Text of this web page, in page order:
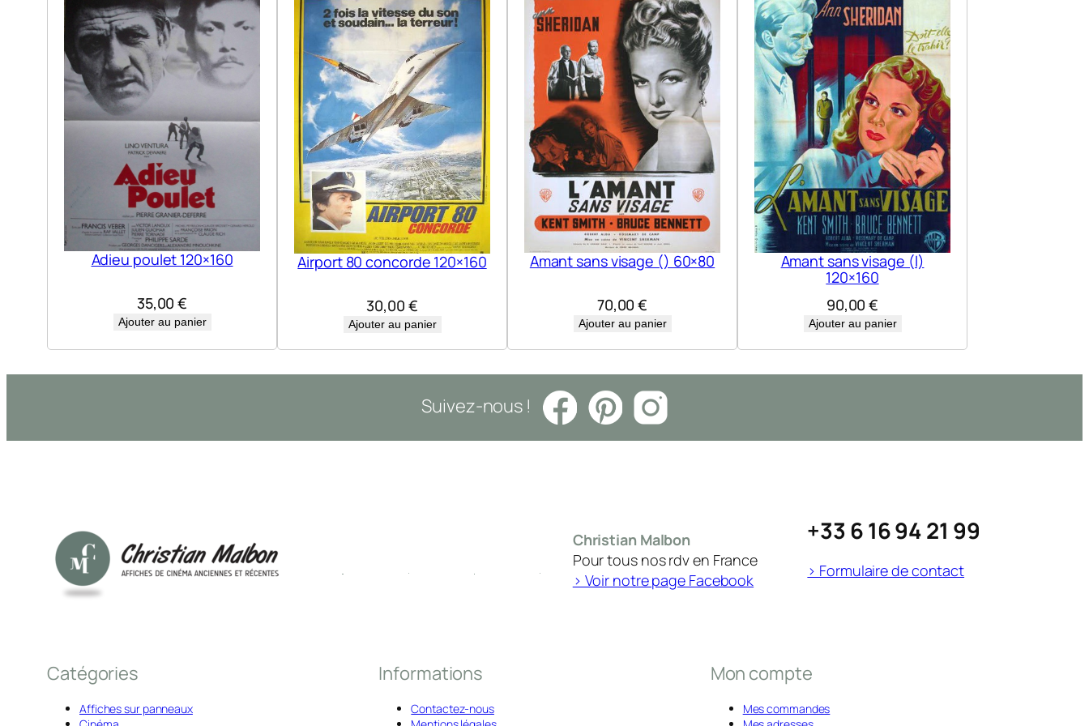
L
4
0
0
×
3
0
0
Adieu poulet 120×160
35,00€
Ajouter au panier
Airport 80 concorde 120×160
30,00 €
Ajouter au panier
Amant sans visage () 60×80
70,00€
Ajouter au panier
Amant sans visage (l)
120×160
90,00€
Ajouter au panier
Suivez-nous !
Christian Malbon
Pour tous nos rdv en France
> Voir notre page Facebook
+33 6 16 94 21 99
> Formulaire de contact
Catégories
Affiches sur panneaux
Informations
Contactez-nous
Mon compte
Mes commandes